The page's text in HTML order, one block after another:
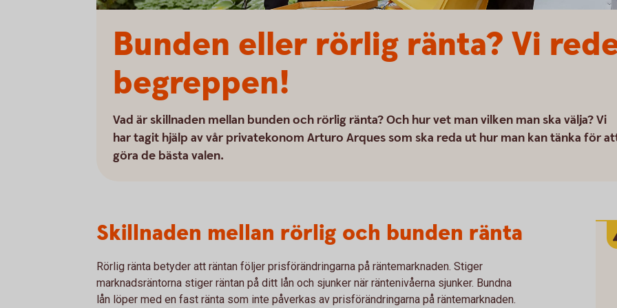
Bunden eller rörlig ränta? Vi
begreppen!
Vad är skillnaden mellan bunden och rörlig ränta? Och hur vet man vilken man ska välja? Vi
har tagit hjälp av vår privatekonom Arturo Arques som ska reda ut hur man kan tänka för
göra de bästa valen.
Skillnaden mellan rörlig och bunden ränta
Rörlig ränta betyder att räntan följer prisförändringarna på räntemarknaden. Stiger
marknadsräntorna stiger räntan på ditt lån och sjunker när räntenivåerna sjunker. Bundna
lån löper med en fast ränta som inte påverkas av prisförändringarna på räntemarknaden.